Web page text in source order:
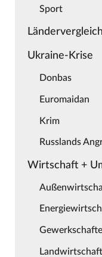
Sport
Ukraine-Krise
Donbas
Euromaidan
Krim
Russlands
Wirtschaft +
Landwirtschaft